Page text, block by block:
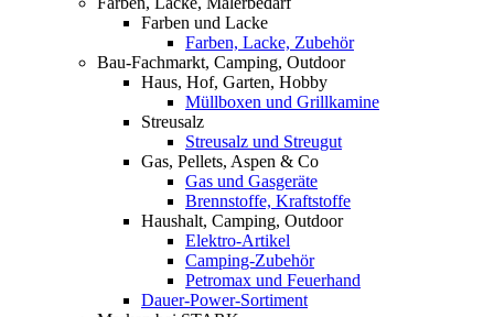
Farben und Lacke
Farben, Lacke, Zubehör
Bau-Fachmarkt, Camping, Outdoor
Haus, Hof, Garten, Hobby
Müllboxen und Grillkamine
Streusalz
Streusalz und Streugut
Gas, Pellets, Aspen & Co
Gas und Gasgeräte
Brennstoffe, Kraftstoffe
Haushalt, Camping, Outdoor
Elektro-Artikel
Camping-Zubehör
Petromax und Feuerhand
Dauer-Power-Sortiment